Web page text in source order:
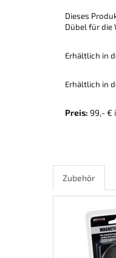
Dieses
Dübel für die
Erhältlich in
Erhältlich in
Preis: 99,- €
Zubehör